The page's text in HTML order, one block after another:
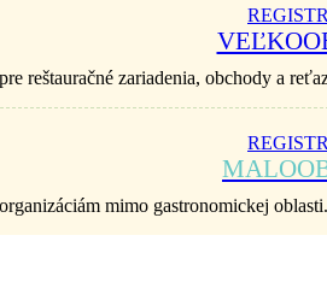
reštauračné zariadenia, obchody a
mimo gastronomickej